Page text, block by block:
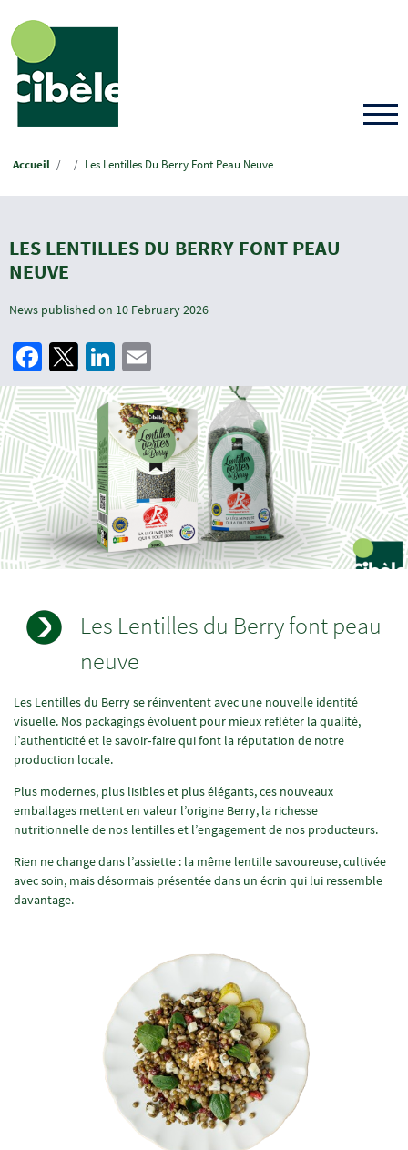
main
content
Accueil Les Lentilles Du Berry Font Peau Neuve
LES LENTILLES DU BERRY FONT PEAU
NEUVE
News published on 10 February 2026
Facebook
TwitterLinkedIn
Image
Groupe
paragraphe
Les Lentilles du Berry font peau
neuve
Champs
à
renseigner
Texte
Les Lentilles du Berry se réinventent avec une nouvelle identité
visuelle. Nos packagings évoluent pour mieux refléter la qualité,
l’authenticité et le savoir‑faire qui font la réputation de notre
production locale.
Plus modernes, plus lisibles et plus élégants, ces nouveaux
emballages mettent en valeur l’origine Berry, la richesse
nutritionnelle de nos lentilles et l’engagement de nos producteurs.
Rien ne change dans l’assiette : la même lentille savoureuse, cultivée
avec soin, mais désormais présentée dans un écrin qui lui ressemble
davantage.